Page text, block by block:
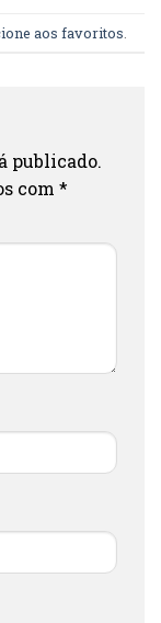
aos favoritos
publicado.
com *